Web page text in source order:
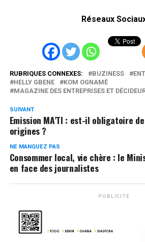
Réseaux
RUBRIQUES CONNEXES: BUZINESS
HELLY GBENE
KOM OGNAMÈ
MAGAZINE DES ENTREPRISES ET
SUIVANT
Emission MA’TI : est-il obligatoire
origines ?
NE MANQUEZ PAS
Consommer local, vie chère : le
en face des journalistes
PUBLICITÉ